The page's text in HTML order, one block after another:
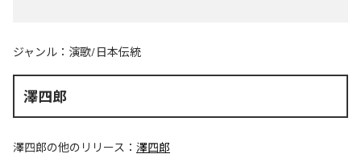
ジャンル： 演歌/日本伝統
澤四郎
澤四郎の他のリリース： 澤四郎